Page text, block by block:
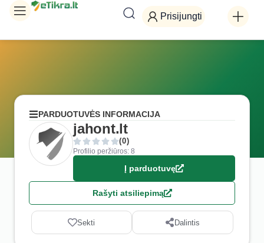
Prisijungti
PARDUOTUVĖS INFORMACIJA
jahont.lt
(0)
Profilio peržiūros: 8
Į parduotuvę
Rašyti atsiliepimą
Sekti Dalintis